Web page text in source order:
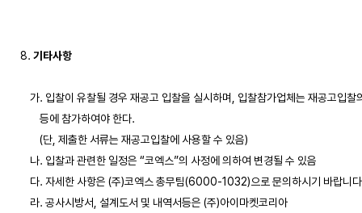
8. 기타사항
가. 입찰이 유찰될 경우 재공고 입찰을 실시하며, 입찰참가업체는 재공고입
        등에 참가하여야 한다.
        (단, 제출한 서류는 재공고입찰에 사용할 수 있음)
    나. 입찰과 관련한 일정은 “코엑스”의 사정에 의하여 변경될 수 있음
다. 자세한 사항은 (주)코엑스 총무팀(6000-1032)으로 문의하시기 바랍니
    라. 공사시방서, 설계도서 및 내역서등은 (주)아이마켓코리아